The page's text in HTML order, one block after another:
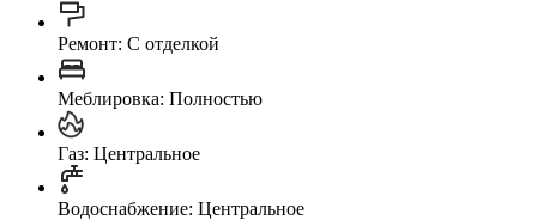
Ремонт: C отделкой
Меблировка: Полностью
Газ: Центральное
Водоснабжение: Центральное